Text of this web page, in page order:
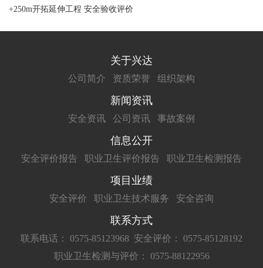
+250m开拓延伸工程 安全验收评价
关于兴达
公司简介 资质荣誉 组织架构
新闻资讯
安全资讯 公司资讯 事故案例
信息公开
安全评价报告 职业卫生评价报告 职业卫生检测报告
项目业绩
安全评价 职业卫生技术服务 安全咨询
联系方式
联系电话： 0575-85123968 安全评价： 0575-85128192
职业卫生检测与评价： 0575-88122956